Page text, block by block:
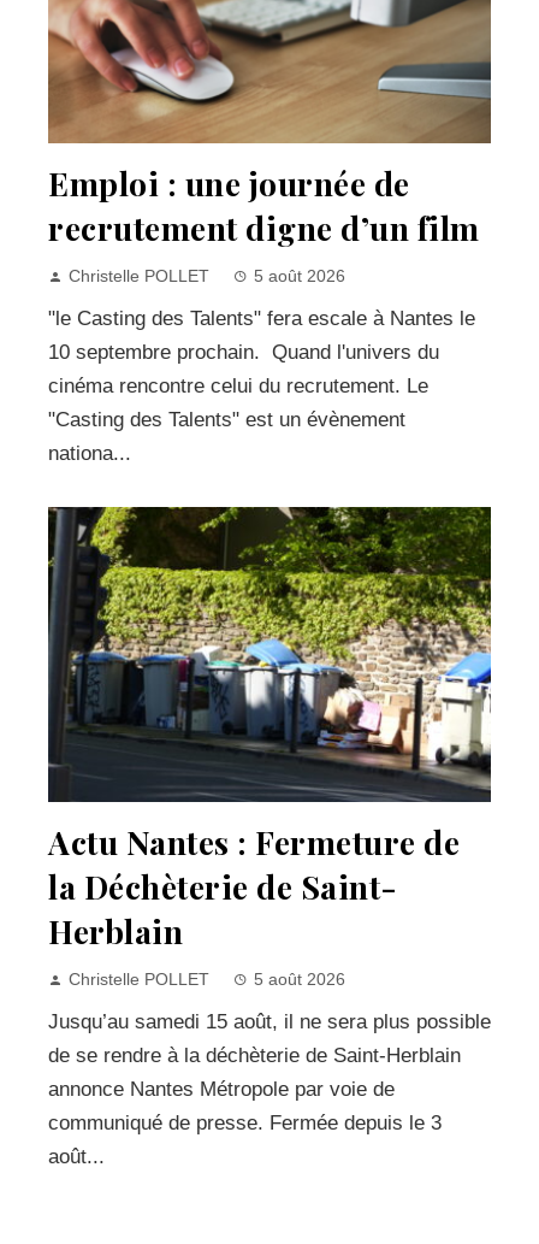
Emploi : une journée de
recrutement digne d’un film
Christelle POLLET 5 août 2026
"le Casting des Talents" fera escale à Nantes le
10 septembre prochain. Quand l'univers du
cinéma rencontre celui du recrutement. Le
"Casting des Talents" est un évènement
nationa...
Actu Nantes : Fermeture de
la Déchèterie de Saint-
Herblain
Christelle POLLET 5 août 2026
Jusqu’au samedi 15 août, il ne sera plus possible
de se rendre à la déchèterie de Saint-Herblain
annonce Nantes Métropole par voie de
communiqué de presse. Fermée depuis le 3
août...